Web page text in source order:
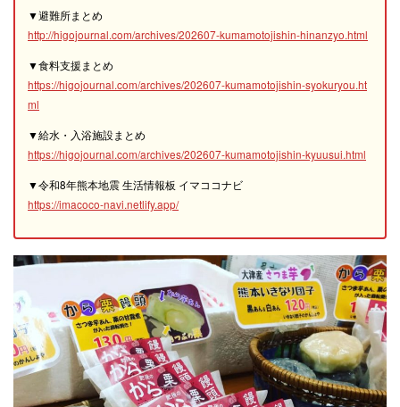
▼避難所まとめ
http://higojournal.com/archives/202607-kumamotojishin-hinanzyo.html
▼食料支援まとめ
https://higojournal.com/archives/202607-kumamotojishin-syokuryou.ht
ml
▼給水・入浴施設まとめ
https://higojournal.com/archives/202607-kumamotojishin-kyuusui.html
▼令和8年熊本地震 生活情報板 イマココナビ
https://imacoco-navi.netlify.app/